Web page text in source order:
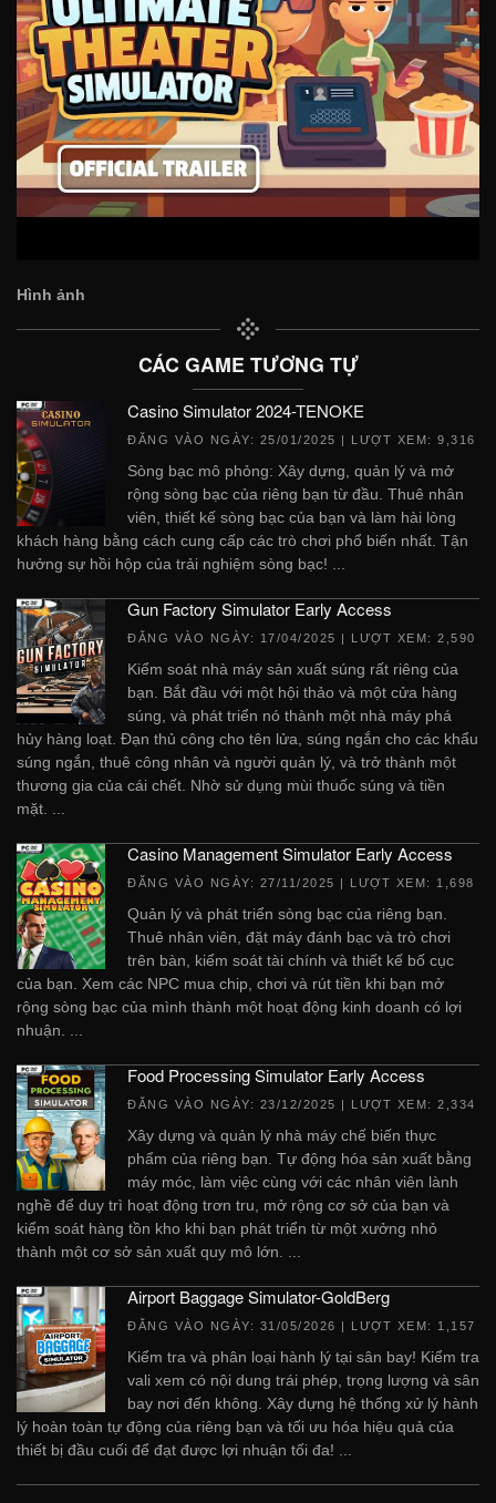
Hình ảnh
CÁC GAME TƯƠNG TỰ
Casino Simulator 2024-TENOKE
ĐĂNG VÀO NGÀY: 25/01/2025 | LƯỢT XEM: 9,316
Sòng bạc mô phỏng: Xây dựng, quản lý và mở
rộng sòng bạc của riêng bạn từ đầu. Thuê nhân
viên, thiết kế sòng bạc của bạn và làm hài lòng
khách hàng bằng cách cung cấp các trò chơi phổ biến nhất. Tận
hưởng sự hồi hộp của trải nghiệm sòng bạc! ...
Gun Factory Simulator Early Access
ĐĂNG VÀO NGÀY: 17/04/2025 | LƯỢT XEM: 2,590
Kiểm soát nhà máy sản xuất súng rất riêng của
bạn. Bắt đầu với một hội thảo và một cửa hàng
súng, và phát triển nó thành một nhà máy phá
hủy hàng loạt. Đạn thủ công cho tên lửa, súng ngắn cho các khẩu
súng ngắn, thuê công nhân và người quản lý, và trở thành một
thương gia của cái chết. Nhờ sử dụng mùi thuốc súng và tiền
mặt. ...
Casino Management Simulator Early Access
ĐĂNG VÀO NGÀY: 27/11/2025 | LƯỢT XEM: 1,698
Quản lý và phát triển sòng bạc của riêng bạn.
Thuê nhân viên, đặt máy đánh bạc và trò chơi
trên bàn, kiểm soát tài chính và thiết kế bố cục
của bạn. Xem các NPC mua chip, chơi và rút tiền khi bạn mở
rộng sòng bạc của mình thành một hoạt động kinh doanh có lợi
nhuận. ...
Food Processing Simulator Early Access
ĐĂNG VÀO NGÀY: 23/12/2025 | LƯỢT XEM: 2,334
Xây dựng và quản lý nhà máy chế biến thực
phẩm của riêng bạn. Tự động hóa sản xuất bằng
máy móc, làm việc cùng với các nhân viên lành
nghề để duy trì hoạt động trơn tru, mở rộng cơ sở của bạn và
kiểm soát hàng tồn kho khi bạn phát triển từ một xưởng nhỏ
thành một cơ sở sản xuất quy mô lớn. ...
Airport Baggage Simulator-GoldBerg
ĐĂNG VÀO NGÀY: 31/05/2026 | LƯỢT XEM: 1,157
Kiểm tra và phân loại hành lý tại sân bay! Kiểm tra
vali xem có nội dung trái phép, trọng lượng và sân
bay nơi đến không. Xây dựng hệ thống xử lý hành
lý hoàn toàn tự động của riêng bạn và tối ưu hóa hiệu quả của
thiết bị đầu cuối để đạt được lợi nhuận tối đa! ...